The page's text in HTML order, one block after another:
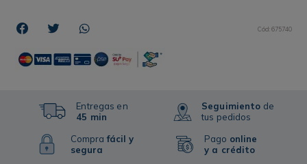
Cód:675740
Entregas en
45 min
Comprafácil y
segura
Seguimiento de
tus pedidos
Pago online
y a crédito